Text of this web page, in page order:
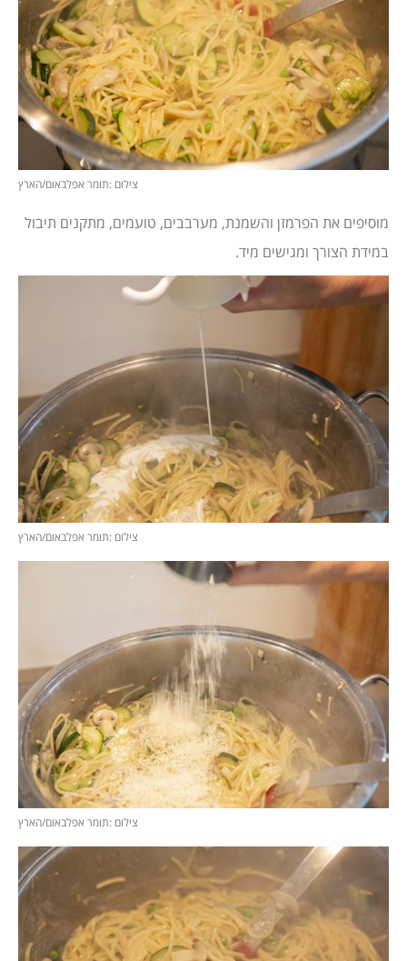
צילום :תומר אפלבאום/הארץ
מוסיפים את הפרמזן והשמנת, מערבבים, טועמים, מתקנים תיבול
במידת הצורך ומגישים מיד.
צילום :תומר אפלבאום/הארץ
צילום :תומר אפלבאום/הארץ